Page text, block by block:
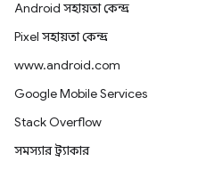
Android সহায়তা কেন্দ্র
Pixel সহায়তা কেন্দ্র
www.android.com
Google Mobile Services
Stack Overflow
সমস্যার ট্র্যাকার